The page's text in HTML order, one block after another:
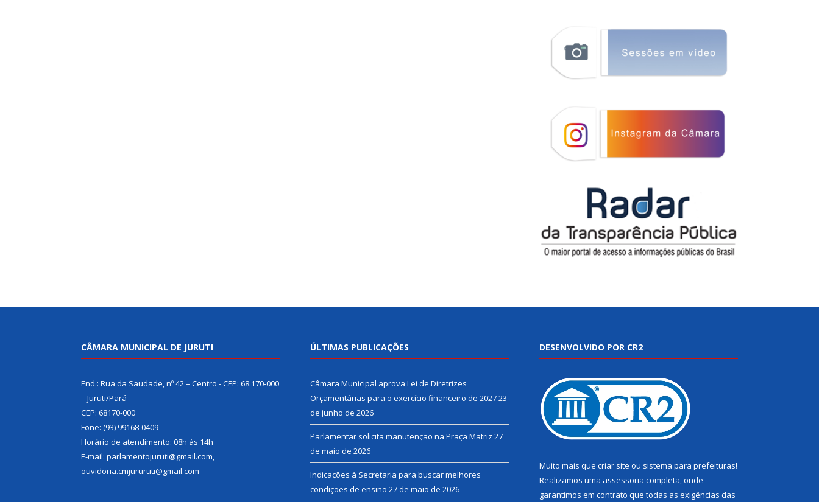
CÂMARA MUNICIPAL DE JURUTI
End.: Rua da Saudade, nº 42 – Centro - CEP: 68.170-000
– Juruti/Pará
CEP: 68170-000
Fone: (93) 99168-0409
Horário de atendimento: 08h às 14h
E-mail: parlamentojuruti@gmail.com,
ouvidoria.cmjururuti@gmail.com
ÚLTIMAS PUBLICAÇÕES
Câmara Municipal aprova Lei de Diretrizes
Orçamentárias para o exercício financeiro de 202723
de junho de 2026
Parlamentar solicita manutenção na Praça Matriz 27
de maio de 2026
Indicações à Secretaria para buscar melhores
condições de ensino 27 de maio de 2026
DESENVOLVIDO POR CR2
Muito mais que criar site ou sistema para prefeituras!
Realizamos uma assessoria completa, onde
garantimos em contrato que todas as exigências das